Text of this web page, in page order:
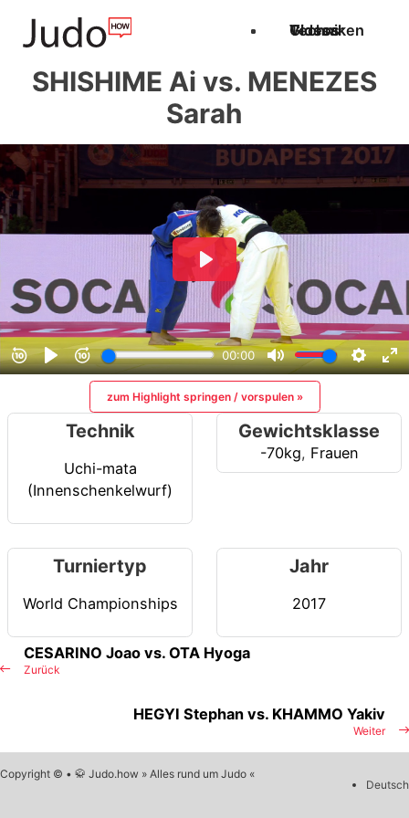
Techniken
Videos
Glossar
SHISHIME Ai vs. MENEZES
Sarah
zum Highlight springen / vorspulen »
Technik
Uchi-mata
(Innenschenkelwurf)
Gewichtsklasse
-70kg, Frauen
Turniertyp
World Championships
Jahr
2017
Zurück
CESARINO Joao vs. OTA Hyoga
Weiter
HEGYI Stephan vs. KHAMMO Yakiv
Copyright © • 🥋 Judo.how » Alles rund um Judo «
Deutsch